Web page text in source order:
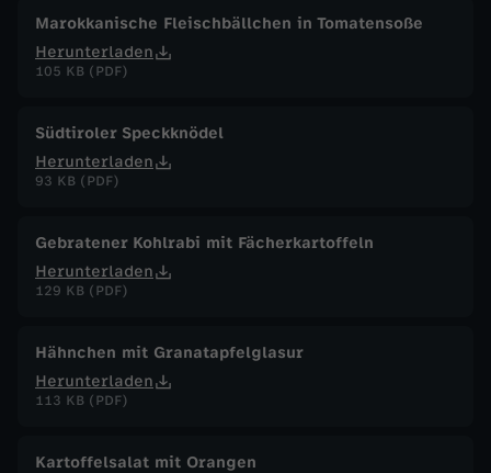
Marokkanische Fleischbällchen in Tomatensoße
Herunterladen
105 KB (PDF)
Südtiroler Speckknödel
Herunterladen
93 KB (PDF)
Gebratener Kohlrabi mit Fächerkartoffeln
Herunterladen
129 KB (PDF)
Hähnchen mit Granatapfelglasur
Herunterladen
113 KB (PDF)
Kartoffelsalat mit Orangen